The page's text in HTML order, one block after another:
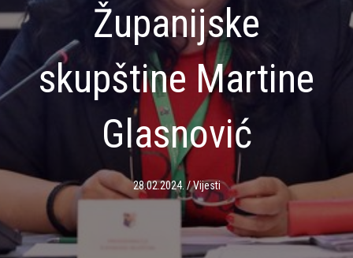
Županijske
skupštine Martine
Glasnović
28.02.2024. /Vijesti